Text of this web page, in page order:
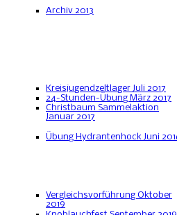
Archiv 2013
Kreisjugendzeltlager Juli 2017
24-Stunden-Übung März 2017
Christbaum Sammelaktion
Januar 2017
Übung Hydrantenhock Juni
Vergleichsvorführung Oktober
2019